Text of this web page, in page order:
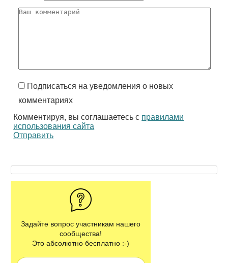
Подписаться на уведомления о новых
комментариях
Комментируя, вы соглашаетесь с правилами
использования сайта
Отправить
Задайте вопрос участникам нашего
сообщества!
Это абсолютно бесплатно :-)